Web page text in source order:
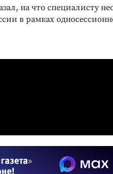
на что специалисту
в рамках